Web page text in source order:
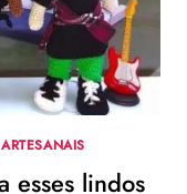
esses lindos